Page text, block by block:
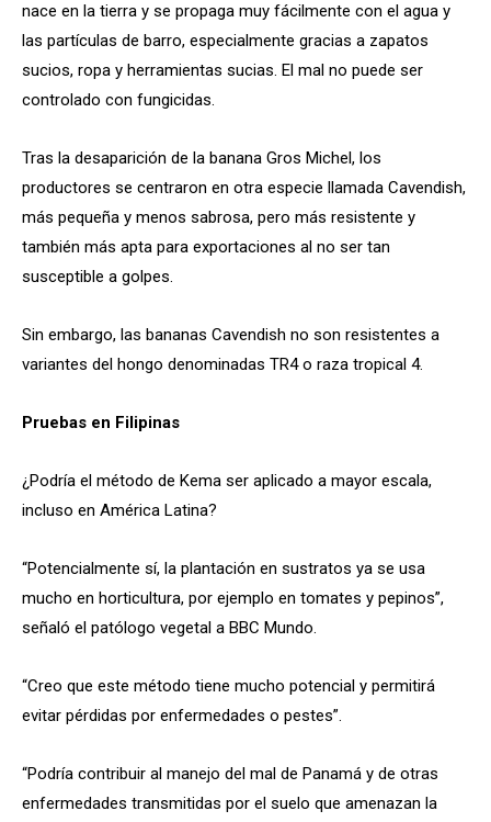
nace en la tierra y se propaga muy fácilmente con el agua y
las partículas de barro, especialmente gracias a zapatos
sucios, ropa y herramientas sucias. El mal no puede ser
controlado con fungicidas.
Tras la desaparición de la banana Gros Michel, los
productores se centraron en otra especie llamada Cavendish,
más pequeña y menos sabrosa, pero más resistente y
también más apta para exportaciones al no ser tan
susceptible a golpes.
Sin embargo, las bananas Cavendish no son resistentes a
variantes del hongo denominadas TR4 o raza tropical 4.
Pruebas en Filipinas
¿Podría el método de Kema ser aplicado a mayor escala,
incluso en América Latina?
“Potencialmente sí, la plantación en sustratos ya se usa
mucho en horticultura, por ejemplo en tomates y pepinos”,
señaló el patólogo vegetal a BBC Mundo.
“Creo que este método tiene mucho potencial y permitirá
evitar pérdidas por enfermedades o pestes”.
“Podría contribuir al manejo del mal de Panamá y de otras
enfermedades transmitidas por el suelo que amenazan la